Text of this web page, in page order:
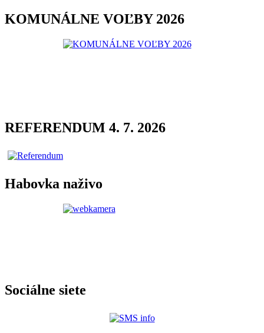
KOMUNÁLNE VOĽBY 2026
REFERENDUM 4. 7. 2026
Habovka naživo
Sociálne siete